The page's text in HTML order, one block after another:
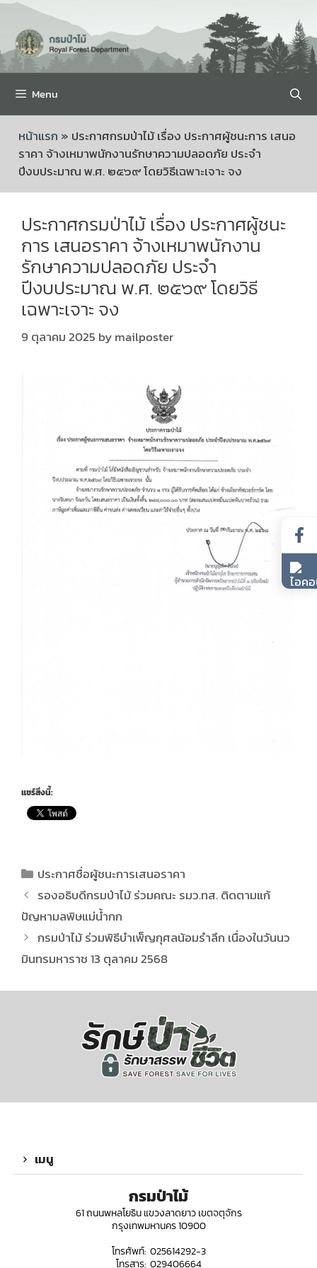
Menu
หน้าแรก » ประกาศกรมป่าไม้ เรื่อง ประกาศผู้ชนะการ เสนอ
ราคา จ้างเหมาพนักงานรักษาความปลอดภัย ประจำ
ปีงบประมาณ พ.ศ. ๒๕๖๙ โดยวิธีเฉพาะเจาะ จง
ประกาศกรมป่าไม้ เรื่อง ประกาศผู้ชนะ
การ เสนอราคา จ้างเหมาพนักงาน
รักษาความปลอดภัย ประจำ
ปีงบประมาณ พ.ศ. ๒๕๖๙ โดยวิธี
เฉพาะเจาะ จง
9 ตุลาคม 2025 bymailposter
แชร์สิ่งนี้:
ประกาศชื่อผู้ชนะการเสนอราคา
รองอธิบดีกรมป่าไม้ ร่วมคณะ รมว.ทส. ติดตามแก้
ปัญหามลพิษแม่น้ำกก
กรมป่าไม้ ร่วมพิธีบำเพ็ญกุศลน้อมรำลึก เนื่องในวันนว
มินทรมหาราช 13 ตุลาคม 2568
เมนู
กรมป่าไม้
61 ถนนพหลโยธิน แขวงลาดยาว เขตจตุจักร
กรุงเทพมหานคร 10900
โทรศัพท์: 025614292-3
โทรสาร: 029406664